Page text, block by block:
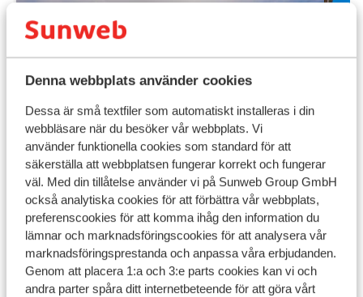
Denna webbplats använder cookies
Dessa är små textfiler som automatiskt installeras i din
webbläsare när du besöker vår webbplats. Vi
använder funktionella cookies som standard för att
säkerställa att webbplatsen fungerar korrekt och fungerar
väl. Med din tillåtelse använder vi på Sunweb Group GmbH
också analytiska cookies för att förbättra vår webbplats,
preferenscookies för att komma ihåg den information du
lämnar och marknadsföringscookies för att analysera vår
marknadsföringsprestanda och anpassa våra erbjudanden.
Genom att placera 1:a och 3:e parts cookies kan vi och
andra parter spåra ditt internetbeteende för att göra vårt
8.7 Fantastisk
Résidence P&V Premium
L'Amara - Specialpris
Avoriaz Avoriaz Frankrike